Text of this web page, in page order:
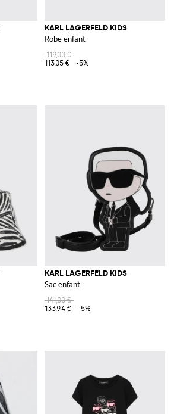
KARL LAGERFELD KIDS
Robe enfant
119,00 €
113,05 €
-5%
KARL LAGERFELD KIDS
Sac enfant
141,00 €
133,94 €
-5%